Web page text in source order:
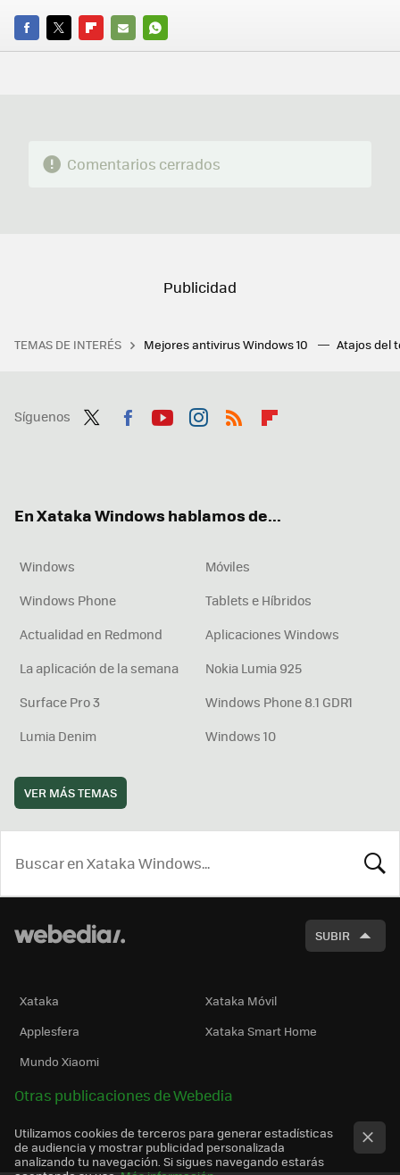
FACEBOOK
TWITTERFLIPBOARD
E-
WHATSAPP
Comentarios cerrados
TEMAS DE INTERÉS Mejores antivirus Windows 10 Atajos del
Síguenos
En Xataka Windows hablamos de...
Windows
Móviles
Windows Phone
Tablets e Híbridos
Actualidad en Redmond
Aplicaciones Windows
La aplicación de la semana
Nokia Lumia 925
Surface Pro 3
Windows Phone 8.1 GDR1
Lumia Denim
Windows 10
VER MÁS TEMAS
SUBIR
Xataka
Xataka Móvil
Applesfera
Xataka Smart Home
Mundo Xiaomi
Otras publicaciones de Webedia
Utilizamos cookies de terceros para generar estadísticas
de audiencia y mostrar publicidad personalizada
analizando tu navegación. Si sigues navegando estarás